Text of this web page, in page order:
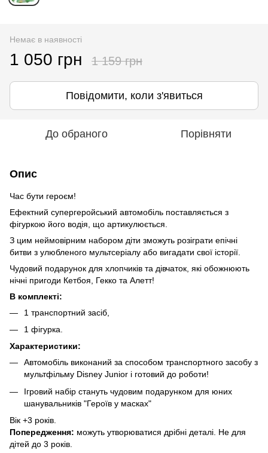
Немає в наявності
1 050 грн 1 159 грн
Повідомити, коли з'явиться
До обраного Порівняти
Опис
Час бути героєм!
Ефектний супергеройський автомобіль поставляється з
фігуркою його водія, що артикулюється.
З цим неймовірним набором діти зможуть розіграти епічні
битви з улюбленого мультсеріалу або вигадати свої історії.
Чудовий подарунок для хлопчиків та дівчаток, які обожнюють
нічні пригоди Кетбоя, Гекко та Алетт!
В комплекті:
1 транспортний засіб,
1 фігурка.
Характеристики:
Автомобіль виконаний за способом транспортного засобу з
мультфільму Disney Junior і готовий до роботи!
Ігровий набір стануть чудовим подарунком для юних
шанувальників "Героїв у масках"
Вік +3 років.
Попередження: можуть утворюватися дрібні деталі. Не для
дітей до 3 років.